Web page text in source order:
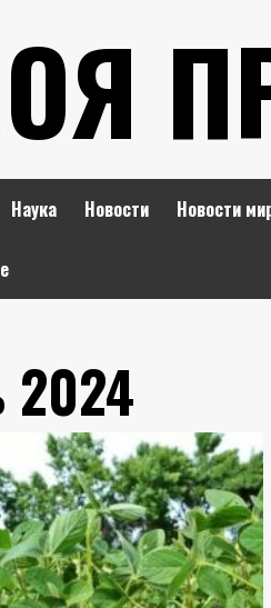
Наука Новости Новости
2024